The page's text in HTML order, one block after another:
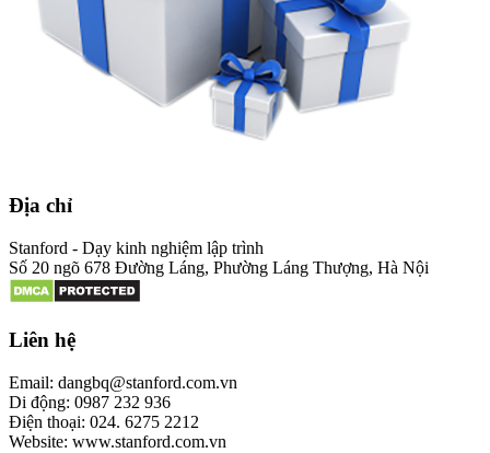
Địa chỉ
Stanford - Dạy kinh nghiệm lập trình
Số 20 ngõ 678 Đường Láng, Phường Láng Thượng, Hà Nội
Liên hệ
Email: dangbq@stanford.com.vn
Di động: 0987 232 936
Điện thoại: 024. 6275 2212
Website: www.stanford.com.vn